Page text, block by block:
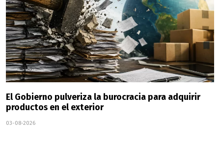
El Gobierno pulveriza la burocracia para adquirir
productos en el exterior
03-08-2026